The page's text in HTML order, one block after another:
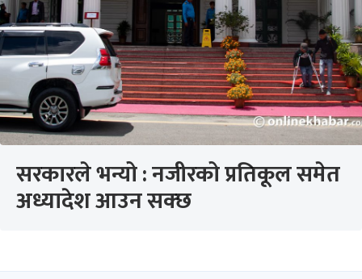
सरकारले भन्यो : नजीरको प्रतिकूल समेत
अध्यादेश आउन सक्छ